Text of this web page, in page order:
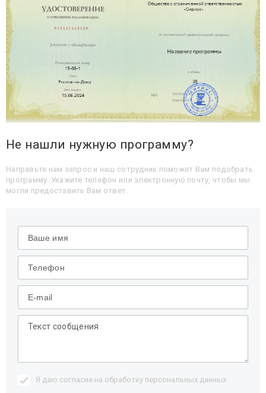
Не нашли нужную программу?
Направьте нам запрос и наш сотрудник поможет Вам подобрать
программу. Укажите телефон или электронную почту, чтобы мы
могли предоставить Вам ответ.
Я даю согласие на обработку персональных данных